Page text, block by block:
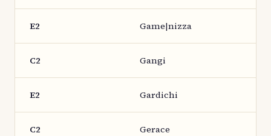
E2 Game|nizza
C2 Gangi
E2 Gardichi
C2 Gerace